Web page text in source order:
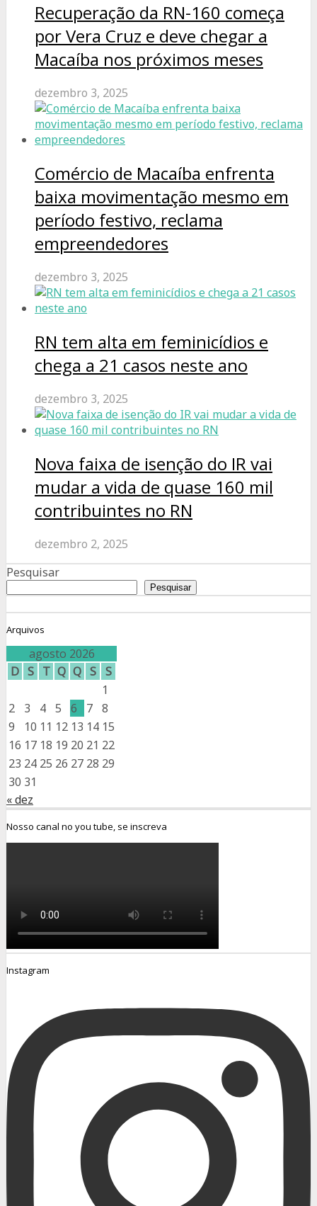
Recuperação da RN-160 começa
por Vera Cruz e deve chegar a
Macaíba nos próximos meses
dezembro 3, 2025
Comércio de Macaíba enfrenta
baixa movimentação mesmo em
período festivo, reclama
empreendedores
dezembro 3, 2025
RN tem alta em feminicídios e
chega a 21 casos neste ano
dezembro 3, 2025
Nova faixa de isenção do IR vai
mudar a vida de quase 160 mil
contribuintes no RN
dezembro 2, 2025
Pesquisar
Pesquisar
Arquivos
agosto 2026
D S T Q Q S
S
1
2
3 4 5 6 7 8
9
10 11 12 13 14 15
16 17 18 19 20 21 22
23 24 25 26 27 28 29
30 31
« dez
Nosso canal no you tube, se inscreva
Instagram